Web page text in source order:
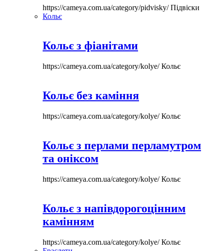
https://cameya.com.ua/category/pidvisky/Підвіски
Кольє
Кольє з фіанітами
https://cameya.com.ua/category/kolye/Кольє
Кольє без каміння
https://cameya.com.ua/category/kolye/Кольє
Кольє з перлами перламутром
та оніксом
https://cameya.com.ua/category/kolye/Кольє
Кольє з напівдорогоцінним
камінням
https://cameya.com.ua/category/kolye/Кольє